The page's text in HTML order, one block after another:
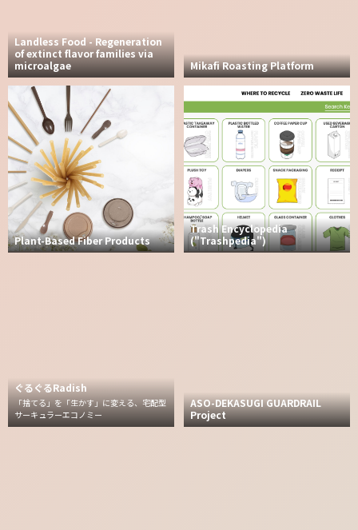
Landless Food - Regeneration
of extinct flavor families via
microalgae
Mikafi Roasting Platform
Plant-Based Fiber Products
Trash Encyclopedia
("Trashpedia")
ぐるぐるRadish
「捨てる」を「生かす」に変える、宅配型
サーキュラーエコノミー
ASO-DEKASUGI GUARDRAIL
Project